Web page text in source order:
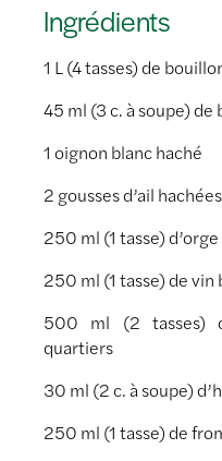
Ingrédients
1 L (4 tasses) de
45 ml (3 c. à soupe) de
1 oignon blanc haché
2 gousses d’ail hachées
250 ml (1 tasse)
250 ml (1 tasse) de vin
500 ml (2 tasses)
quartiers
30 ml (2 c. à soupe)
250 ml (1 tasse) de